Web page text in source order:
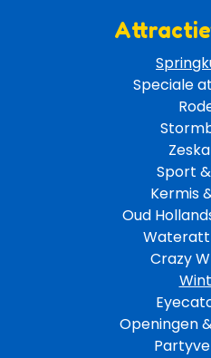
Speciale
Sport
Kermis
Oud
Crazy
Openingen